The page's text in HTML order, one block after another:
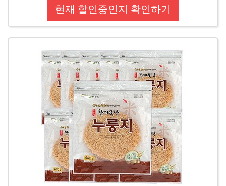
현재 할인중인지 확인하기